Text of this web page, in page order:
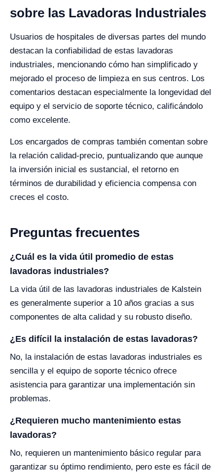
sobre las Lavadoras Industriales
Usuarios de hospitales de diversas partes del mundo
destacan la confiabilidad de estas lavadoras
industriales, mencionando cómo han simplificado y
mejorado el proceso de limpieza en sus centros. Los
comentarios destacan especialmente la longevidad del
equipo y el servicio de soporte técnico, calificándolo
como excelente.
Los encargados de compras también comentan sobre
la relación calidad-precio, puntualizando que aunque
la inversión inicial es sustancial, el retorno en
términos de durabilidad y eficiencia compensa con
creces el costo.
Preguntas frecuentes
¿Cuál es la vida útil promedio de estas
lavadoras industriales?
La vida útil de las lavadoras industriales de Kalstein
es generalmente superior a 10 años gracias a sus
componentes de alta calidad y su robusto diseño.
¿Es difícil la instalación de estas lavadoras?
No, la instalación de estas lavadoras industriales es
sencilla y el equipo de soporte técnico ofrece
asistencia para garantizar una implementación sin
problemas.
¿Requieren mucho mantenimiento estas
lavadoras?
No, requieren un mantenimiento básico regular para
garantizar su óptimo rendimiento, pero este es fácil de